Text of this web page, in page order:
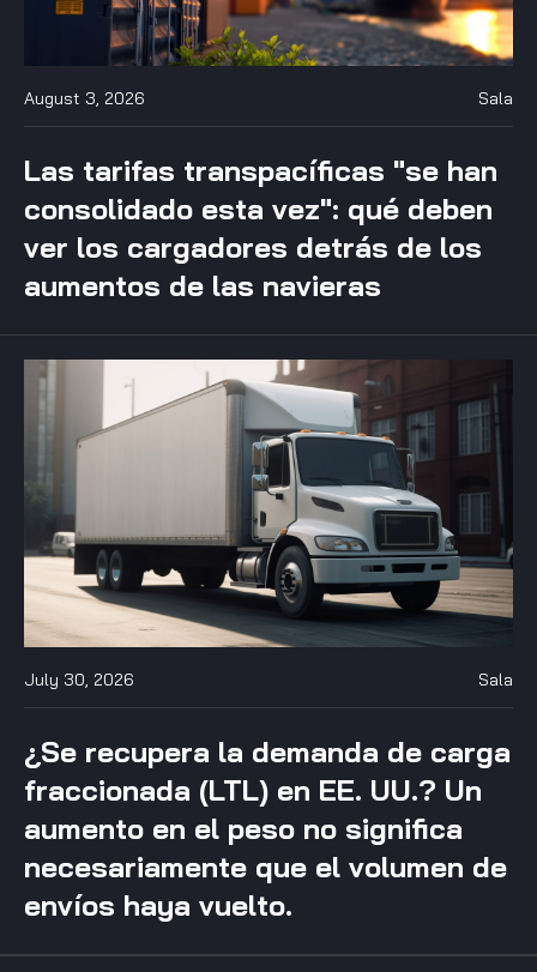
August 3, 2026 Sala
Las tarifas transpacíficas "se han
consolidado esta vez": qué deben
ver los cargadores detrás de los
aumentos de las navieras
July 30, 2026 Sala
¿Se recupera la demanda de carga
fraccionada (LTL) en EE. UU.? Un
aumento en el peso no significa
necesariamente que el volumen de
envíos haya vuelto.